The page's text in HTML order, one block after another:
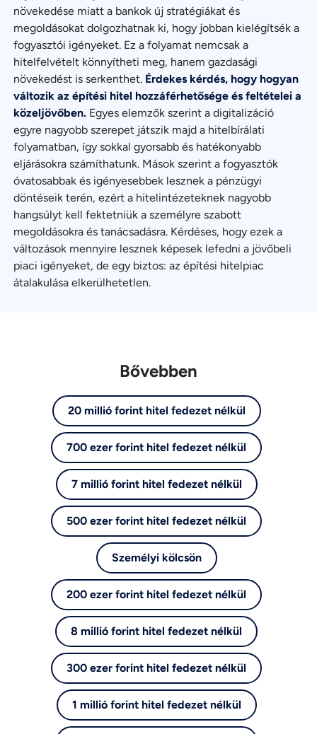
növekedése miatt a bankok új stratégiákat és
megoldásokat dolgozhatnak ki, hogy jobban kielégítsék a
fogyasztói igényeket. Ez a folyamat nemcsak a
hitelfelvételt könnyítheti meg, hanem gazdasági
növekedést is serkenthet. Érdekes kérdés, hogy hogyan
változik az építési hitel hozzáférhetősége és feltételei a
közeljövőben. Egyes elemzők szerint a digitalizáció
egyre nagyobb szerepet játszik majd a hitelbírálati
folyamatban, így sokkal gyorsabb és hatékonyabb
eljárásokra számíthatunk. Mások szerint a fogyasztók
óvatosabbak és igényesebbek lesznek a pénzügyi
döntéseik terén, ezért a hitelintézeteknek nagyobb
hangsúlyt kell fektetniük a személyre szabott
megoldásokra és tanácsadásra. Kérdéses, hogy ezek a
változások mennyire lesznek képesek lefedni a jövőbeli
piaci igényeket, de egy biztos: az építési hitelpiac
átalakulása elkerülhetetlen.
Bővebben
20 millió forint hitel fedezet nélkül
700 ezer forint hitel fedezet nélkül
7 millió forint hitel fedezet nélkül
500 ezer forint hitel fedezet nélkül
Személyi kölcsön
200 ezer forint hitel fedezet nélkül
8 millió forint hitel fedezet nélkül
300 ezer forint hitel fedezet nélkül
1 millió forint hitel fedezet nélkül